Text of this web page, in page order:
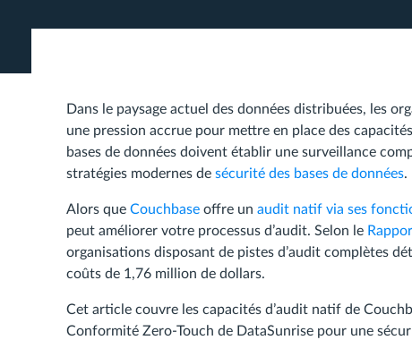
Dans le paysage actuel des données distribuées, les
une pression accrue pour mettre en place des
bases de données doivent établir une surveillance
stratégies modernes de sécurité des bases de données.
Alors que Couchbase offre un audit natif via ses
peut améliorer votre processus d’audit. Selon le
organisations disposant de pistes d’audit complètes
coûts de 1,76 million de dollars.
Cet article couvre les capacités d’audit natif de
Conformité Zero-Touch de DataSunrise pour une